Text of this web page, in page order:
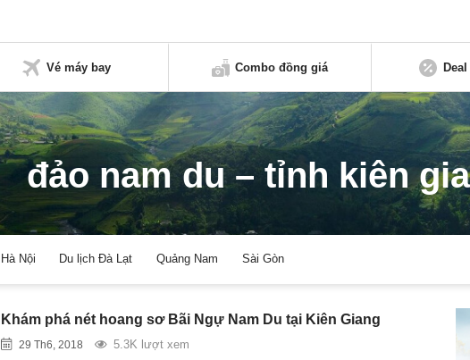
Vé máy bay Combo đồng giá
đảo nam du – tỉnh kiên
Hà Nội Du lịch Đà Lạt Quảng Nam Sài Gòn
Khám phá nét hoang sơ Bãi Ngự Nam Du tại Kiên Giang
29 Th6, 2018
5.3K lượt xem